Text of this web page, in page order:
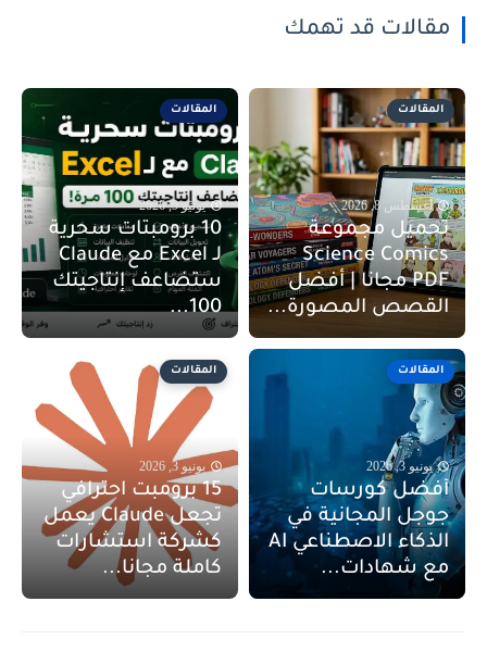
مقالات قد تهمك
المقالات
أغسطس 8, 2026
تحميل مجموعة
Science Comics
PDF مجانا | أفضل
القصص المصورة...
المقالات
يونيو 9, 2026
10 برومبتات سحرية
لـ Excel مع Claude
ستضاعف إنتاجيتك
100...
المقالات
يونيو 3, 2026
أفضل كورسات
جوجل المجانية في
الذكاء الاصطناعي AI
مع شهادات...
المقالات
يونيو 3, 2026
15 برومبت احترافي
تجعل Claude يعمل
كشركة استشارات
كاملة مجانا...